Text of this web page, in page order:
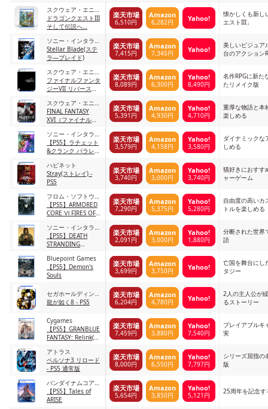
スクウェア・エニッ
クス
ドラゴンクエストIII
そして伝説へ…
楽天市場
6,510円
Amazon
6,282円 Yahoo!
懐かしくも新し
エストIII」
ソニー・インタラク
ティブエンタテイン
メント
Stellar Blade(ステ
ラ—ブレイド)
楽天市場
7,415円
Amazon
7,345円 Yahoo!
美しいビジュア
台のアクション
スクウェア・エニッ
クス
ファイナルファンタ
ジーVII リバース
REBIRTH)-PS5
楽天市場
8,089円
Amazon
6,300円
Yahoo!
8,490円
名作RPGに新た
たリメイク版
スクウェア・エニッ
クス
FINAL FANTASY
XVI（ファイナルフ
PS5
楽天市場
5,391円
Amazon
4,930円
Yahoo!
4,710円
重厚な物語と本
楽しめる
ソニー・インタラク
ティブエンタテイン
メント
【PS5】ラチェット
&クランク パラレ
楽天市場
3,579円
Amazon
4,158円
Yahoo!
3,580円
ダイナミックな
しめる
ハピネット
Stray(ストレイ) -
PS5
楽天市場
3,740円
Amazon
3,000円
Yahoo!
3,740円
猫好きにおすす
ャーゲーム
フロム・ソフトウェ
ア【PS5】ARMORED
CORE Ⅵ FIRES OF
楽天市場
7,290円
Amazon
5,375円
Yahoo!
5,280円
自由度の高いカ
トルを楽しめる
ソニー・インタラク
ティブエンタテイン
メント
【PS5】DEATH
STRANDING
楽天市場
2,091円
Amazon
3,000円
Yahoo!
1,880円
分断された世界
語
Bluepoint Games
【PS5】Demon's
Souls
楽天市場
3,699円
Amazon
3,750円 Yahoo!
亡国を舞台にし
タジー
セガホールディング
ス
龍が如く8 - PS5
楽天市場
6,204円
Amazon
4,780円 Yahoo!
2人の主人公が
るストーリー
Cygames
【PS5】GRANBLUE
FANTASY: Relink(グ
ジー リリンク)
楽天市場
7,459円
Amazon
3,880円
Yahoo!
7,540円
プレイアブルキ
実
アトラス
ペルソナ3 リロード
- PS5 通常版
楽天市場
8,000円
Amazon
6,550円
Yahoo!
7,797円
シリーズ屈指の
版
バンダイナムコアー
ツ【PS5】Tales of
ARISE
楽天市場
5,654円
Amazon
3,850円
Yahoo!
5,121円 25周年を記念